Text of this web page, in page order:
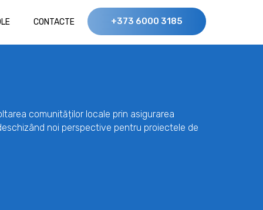
CONTACTE +373 6000 3185
comunităților locale prin asigurarea
noi perspective pentru proiectele de